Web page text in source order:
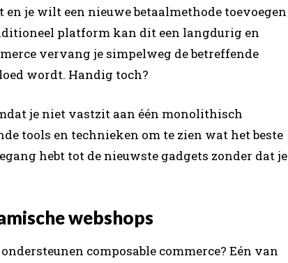
je wilt een nieuwe betaalmethode toevoegen
platform kan dit een langdurig en
vervang je simpelweg de betreffende
wordt. Handig toch?
je niet vastzit aan één monolithisch
tools en technieken om te zien wat het beste
hebt tot de nieuwste gadgets zonder dat je
webshops
composable commerce? Eén van